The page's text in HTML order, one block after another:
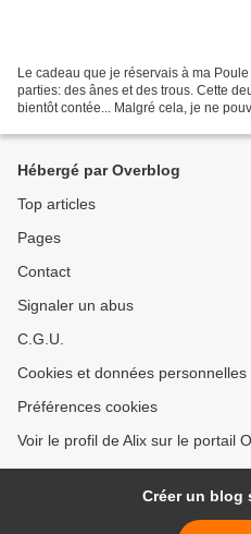
Le cadeau que je réservais à ma
parties: des ânes et des trous. Cette
bientôt contée... Malgré cela, je ne
Hébergé par Overblog
Top articles
Pages
Contact
Signaler un abus
C.G.U.
Cookies et données personnelles
Préférences cookies
Voir le profil de Alix sur le portail
Créer un blog